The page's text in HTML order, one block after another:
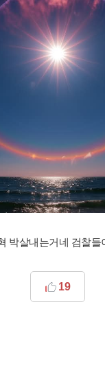
박살내는거네 검찰들
19